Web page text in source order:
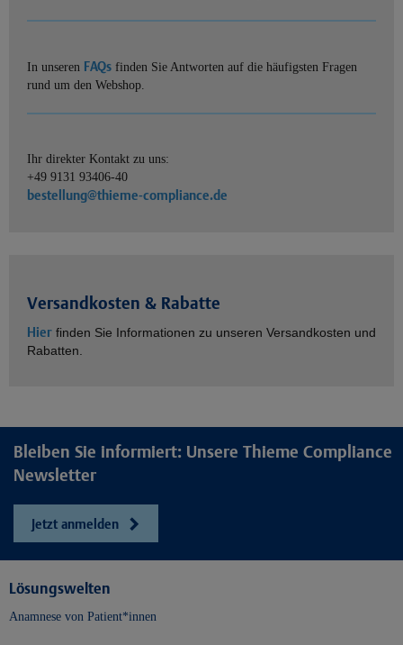
In unseren FAQs finden Sie Antworten auf die häufigsten Fragen
rund um den Webshop.
Ihr direkter Kontakt zu uns:
+49 9131 93406-40
bestellung@thieme-compliance.de
Versandkosten & Rabatte
Hier finden Sie Informationen zu unseren Versandkosten und
Rabatten.
Bleiben Sie informiert: Unsere Thieme Compliance
Newsletter
Jetzt anmelden
Lösungswelten
Anamnese von Patient*innen